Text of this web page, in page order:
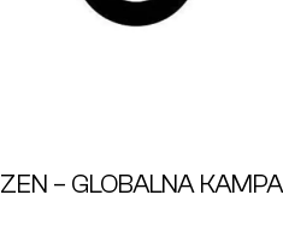
ZEN – GLOBALNA